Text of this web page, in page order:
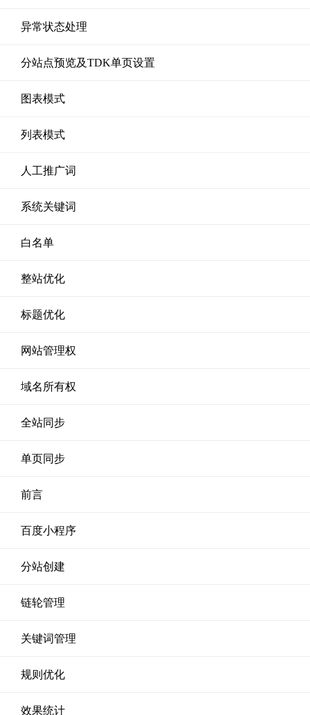
异常状态处理
分站点预览及TDK单页设置
图表模式
列表模式
人工推广词
系统关键词
白名单
整站优化
标题优化
网站管理权
域名所有权
全站同步
单页同步
前言
百度小程序
分站创建
链轮管理
关键词管理
规则优化
效果统计